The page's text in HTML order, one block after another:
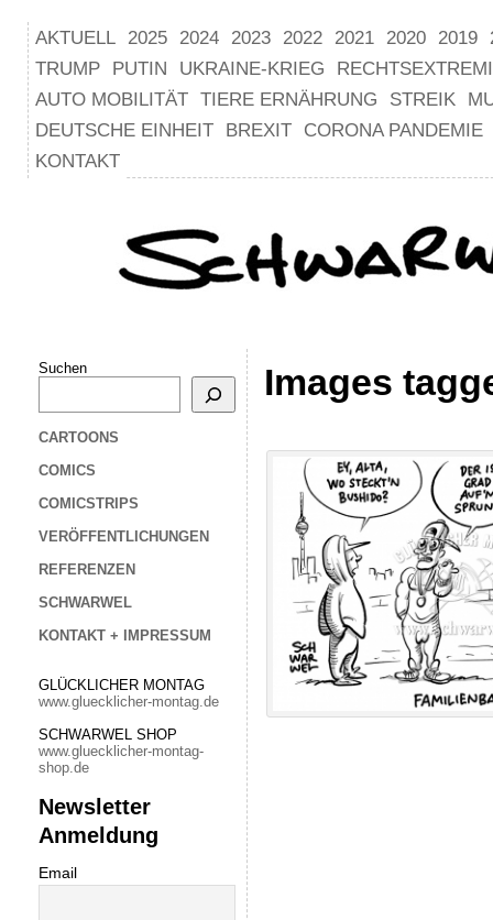
AKTUELL 2025 2024 2023 2022 2021 2020 2019
TRUMP
PUTIN UKRAINE-KRIEG
AUTO MOBILITÄT TIERE ERNÄHRUNG STREIK
DEUTSCHE EINHEIT
BREXIT
CORONA PANDEMIE
KONTAKT
Suchen
CARTOONS
COMICS
COMICSTRIPS
VERÖFFENTLICHUNGEN
REFERENZEN
SCHWARWEL
KONTAKT + IMPRESSUM
GLÜCKLICHER MONTAG
www.gluecklicher-montag.de
SCHWARWEL SHOP
www.gluecklicher-montag-
shop.de
Newsletter
Anmeldung
Email
Images